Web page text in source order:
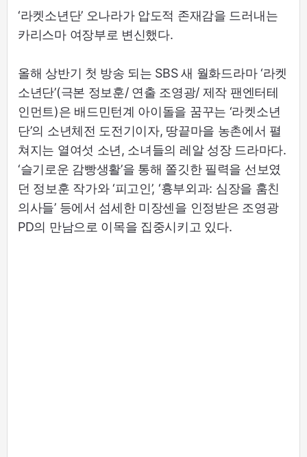
‘라켓소년단’ 오나라가 압도적 존재감을 드러내는
카리스마 여장부로 변신했다.
올해 상반기 첫 방송 되는 SBS 새 월화드라마 ‘라켓
소년단’(극본 정보훈/ 연출 조영광/ 제작 팬엔터테
인먼트)은 배드민턴계 아이돌을 꿈꾸는 ‘라켓소년
단’의 소년체전 도전기이자, 땅끝마을 농촌에서 펼
쳐지는 열여섯 소년, 소녀들의 레알 성장 드라마다.
‘슬기로운 감빵생활’을 통해 쫄깃한 필력을 선보였
던 정보훈 작가와 ‘피고인’, ‘흉부외과: 심장을 훔친
의사들’ 등에서 섬세한 미장센을 인정받은 조영광
PD의 만남으로 이목을 집중시키고 있다.